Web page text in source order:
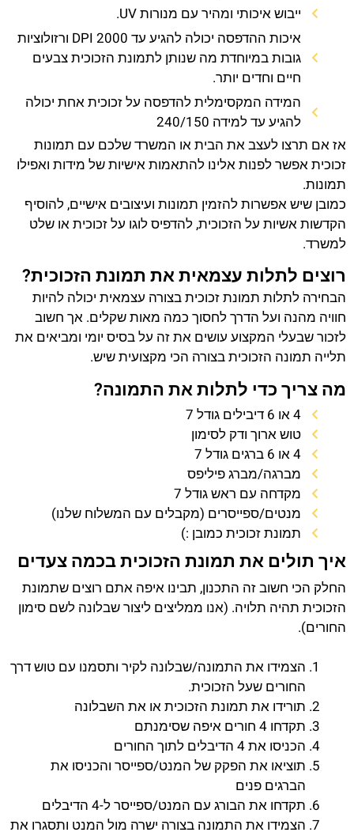
ייבוש איכותי ומהיר עם מנורות UV.
איכות ההדפסה יכולה להגיע עד 2000 DPI ורזולוציות
גובות במיוחדת מה שנותן לתמונת הזכוכית צבעים
חיים וחדים יותר.
המידה המקסימלית להדפסה על זכוכית אחת יכולה
להגיע עד למידה 240/150
אז אם תרצו לעצב את הבית או המשרד שלכם עם תמונות
זכוכית אפשר לפנות אלינו להתאמות אישיות של מידות ואפילו
תמונות.
כמובן שיש אפשרות להזמין תמונות ועיצובים אישיים, להוסיף
הקדשות אשיות על הזכוכית, להדפיס לוגו על זכוכית או שלט
למשרד.
רוצים לתלות עצמאית את תמונת הזכוכית?
הבחירה לתלות תמונת זכוכית בצורה עצמאית יכולה להיות
חוויה מהנה ועל הדרך לחסוך כמה מאות שקלים. אך חשוב
לזכור שבעלי המקצוע עושים את זה על בסיס יומי ומביאים את
תלייה תמונה הזכוכית בצורה הכי מקצועית שיש.
מה צריך כדי לתלות את התמונה?
4 או 6 דיבילים גודל 7
טוש ארוך ודק לסימון
4 או 6 ברגים גודל 7
מברגה/מברג פיליפס
מקדחה עם ראש גודל 7
מנטים/ספייסרים (מקבלים עם המשלוח שלנו)
תמונת זכוכית כמובן :)
איך תולים את תמונת הזכוכית בכמה צעדים
החלק הכי חשוב זה התכנון, תבינו איפה אתם רוצים שתמונת
הזכוכית תהיה תלויה. (אנו ממליצים ליצור שבלונה לשם סימון
החורים).
הצמידו את התמונה/שבלונה לקיר ותסמנו עם טוש דרך
החורים שעל הזכוכית.
תורידו את תמונת הזכוכית או את השבלונה
תקדחו 4 חורים איפה שסימנתם
הכניסו את 4 הדיבלים לתוך החורים
תוציאו את הפקק של המנט/ספייסר והכניסו את
הברגים פנים
תקדחו את הבורג עם המנט/ספייסר ל-4 הדיבלים
הצמידו את התמונה בצורה ישרה מול המנט ותסגרו את